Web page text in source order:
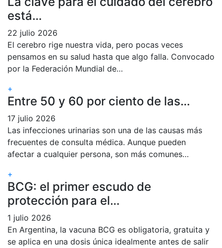
está…
22 julio 2026
El cerebro rige nuestra vida, pero pocas veces
pensamos en su salud hasta que algo falla. Convocado
por la Federación Mundial de…
+
Entre 50 y 60 por ciento de las…
17 julio 2026
Las infecciones urinarias son una de las causas más
frecuentes de consulta médica. Aunque pueden
afectar a cualquier persona, son más comunes…
+
BCG: el primer escudo de
protección para el…
1 julio 2026
En Argentina, la vacuna BCG es obligatoria, gratuita y
se aplica en una dosis única idealmente antes de salir